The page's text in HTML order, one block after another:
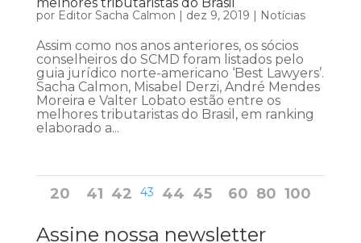
por Editor Sacha Calmon | dez 9, 2019 | Notícias
Assim como nos anos anteriores, os sócios
conselheiros do SCMD foram listados pelo
guia jurídico norte-americano ‘Best Lawyers’.
Sacha Calmon, Misabel Derzi, André Mendes
Moreira e Valter Lobato estão entre os
melhores tributaristas do Brasil, em ranking
elaborado a...
20 41 42 43 44 45 60 80 100
Assine nossa newsletter